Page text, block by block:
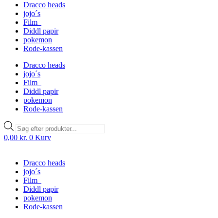
Dracco heads
jojo´s
Film
Diddl papir
pokemon
Rode-kassen
Dracco heads
jojo´s
Film
Diddl papir
pokemon
Rode-kassen
Products
search
0,00 kr. 0 Kurv
Dracco heads
jojo´s
Film
Diddl papir
pokemon
Rode-kassen